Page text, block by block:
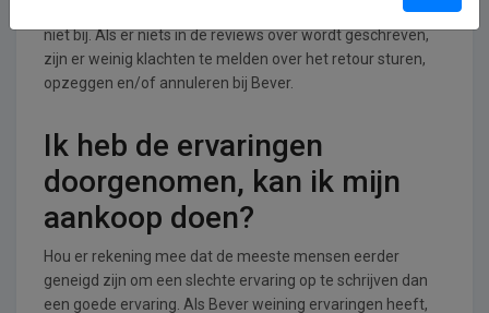
retouren en annuleringen/opzeggingen. Wij houden dat
niet bij. Als er niets in de reviews over wordt geschreven,
zijn er weinig klachten te melden over het retour sturen,
opzeggen en/of annuleren bij Bever.
Ik heb de ervaringen
doorgenomen, kan ik mijn
aankoop doen?
Hou er rekening mee dat de meeste mensen eerder
geneigd zijn om een slechte ervaring op te schrijven dan
een goede ervaring. Als Bever weining ervaringen heeft,